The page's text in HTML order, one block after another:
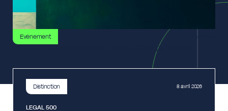
Evénement
Projection privée au Cinéma Publicis Champs-Élysées
Distinction 8 avril 2026
LEGAL 500